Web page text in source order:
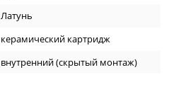
Латунь
керамический картридж
внутренний (скрытый монтаж)